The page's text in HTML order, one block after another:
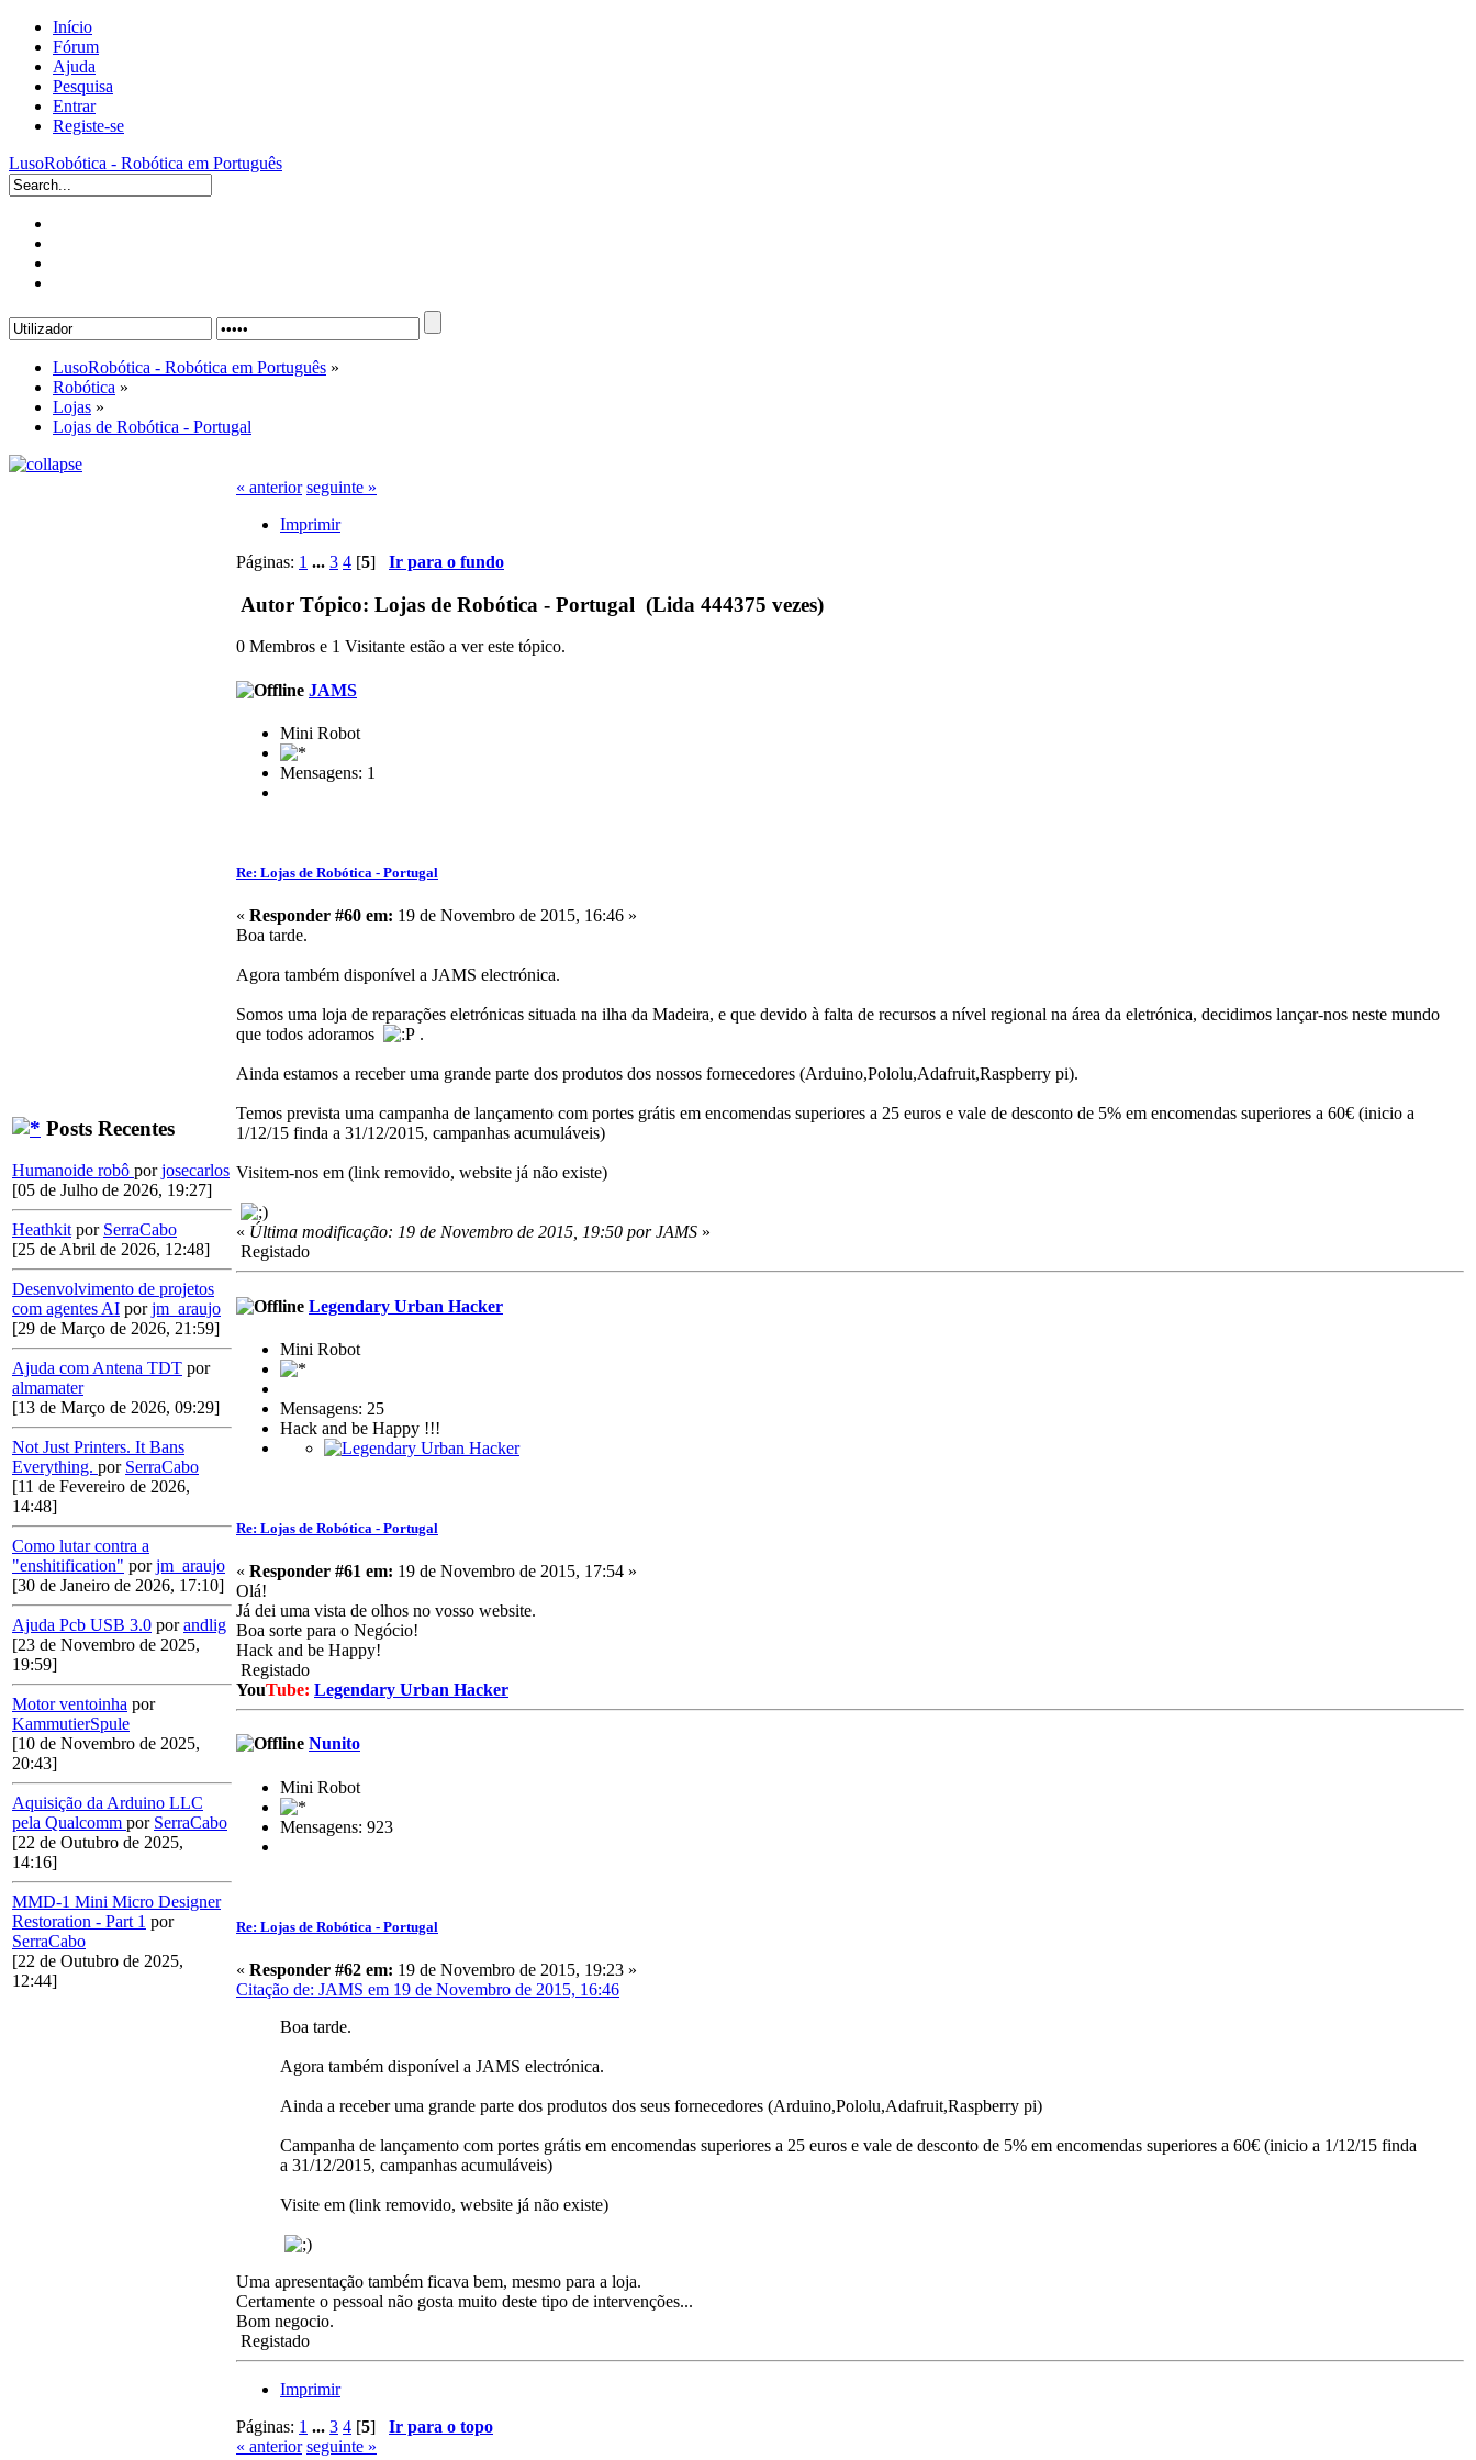
Início
Fórum
Ajuda
Pesquisa
Entrar
Registe-se
LusoRobótica - Robótica em Português
LusoRobótica - Robótica em Português »
Robótica »
Lojas »
Lojas de Robótica - Portugal
Posts Recentes
Humanoide robô porjosecarlos
[05 de Julho de 2026, 19:27]
Heathkit por SerraCabo
[25 de Abril de 2026, 12:48]
Desenvolvimento de projetos
com agentes AI porjm_araujo
[29 de Março de 2026, 21:59]
Ajuda com Antena TDT por
almamater
[13 de Março de 2026, 09:29]
Not Just Printers. It Bans
Everything. por SerraCabo
[11 de Fevereiro de 2026,
14:48]
Como lutar contra a
"enshitification" porjm_araujo
[30 de Janeiro de 2026, 17:10]
Ajuda Pcb USB 3.0 porandlig
[23 de Novembro de 2025,
19:59]
Motor ventoinha por
KammutierSpule
[10 de Novembro de 2025,
20:43]
Aquisição da Arduino LLC
pela Qualcomm por SerraCabo
[22 de Outubro de 2025,
14:16]
MMD-1 Mini Micro Designer
Restoration - Part 1 por
SerraCabo
[22 de Outubro de 2025,
12:44]
« anterior seguinte »
Imprimir
Páginas: 1 ... 3 4 [5] Ir para o fundo
Autor Tópico: Lojas de Robótica - Portugal (Lida 444375 vezes)
0 Membros e 1 Visitante estão a ver este tópico.
JAMS
Mini Robot
Mensagens: 1
Re: Lojas de Robótica - Portugal
« Responder #60 em: 19 de Novembro de 2015, 16:46 »
Boa tarde.
Agora também disponível a JAMS electrónica.
Somos uma loja de reparações eletrónicas situada na ilha da Madeira, e que devido à falta de recursos a nível regional na área da eletrónica, decidimos lançar-nos neste mundo
que todos adoramos
.
Ainda estamos a receber uma grande parte dos produtos dos nossos fornecedores (Arduino,Pololu,Adafruit,Raspberry pi).
Temos prevista uma campanha de lançamento com portes grátis em encomendas superiores a 25 euros e vale de desconto de 5% em encomendas superiores a 60€ (inicio a
1/12/15 finda a 31/12/2015, campanhas acumuláveis)
Visitem-nos em (link removido, website já não existe)
« Última modificação: 19 de Novembro de 2015, 19:50 por JAMS »
Registado
Legendary Urban Hacker
Mini Robot
Mensagens: 25
Hack and be Happy !!!
Re: Lojas de Robótica - Portugal
« Responder #61 em: 19 de Novembro de 2015, 17:54 »
Olá!
Já dei uma vista de olhos no vosso website.
Boa sorte para o Negócio!
Hack and be Happy!
Registado
YouTube: Legendary Urban Hacker
Nunito
Mini Robot
Mensagens: 923
Re: Lojas de Robótica - Portugal
« Responder #62 em: 19 de Novembro de 2015, 19:23 »
Citação de: JAMS em 19 de Novembro de 2015, 16:46
Boa tarde.
Agora também disponível a JAMS electrónica.
Ainda a receber uma grande parte dos produtos dos seus fornecedores (Arduino,Pololu,Adafruit,Raspberry pi)
Campanha de lançamento com portes grátis em encomendas superiores a 25 euros e vale de desconto de 5% em encomendas superiores a 60€ (inicio a 1/12/15 finda
a 31/12/2015, campanhas acumuláveis)
Visite em (link removido, website já não existe)
Uma apresentação também ficava bem, mesmo para a loja.
Certamente o pessoal não gosta muito deste tipo de intervenções...
Bom negocio.
Registado
Imprimir
Páginas: 1 ... 3 4 [5] Ir para o topo
« anterior seguinte »